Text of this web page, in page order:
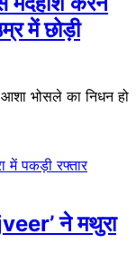
में छोड़ी
भोसले का निधन हो
ने मथुरा